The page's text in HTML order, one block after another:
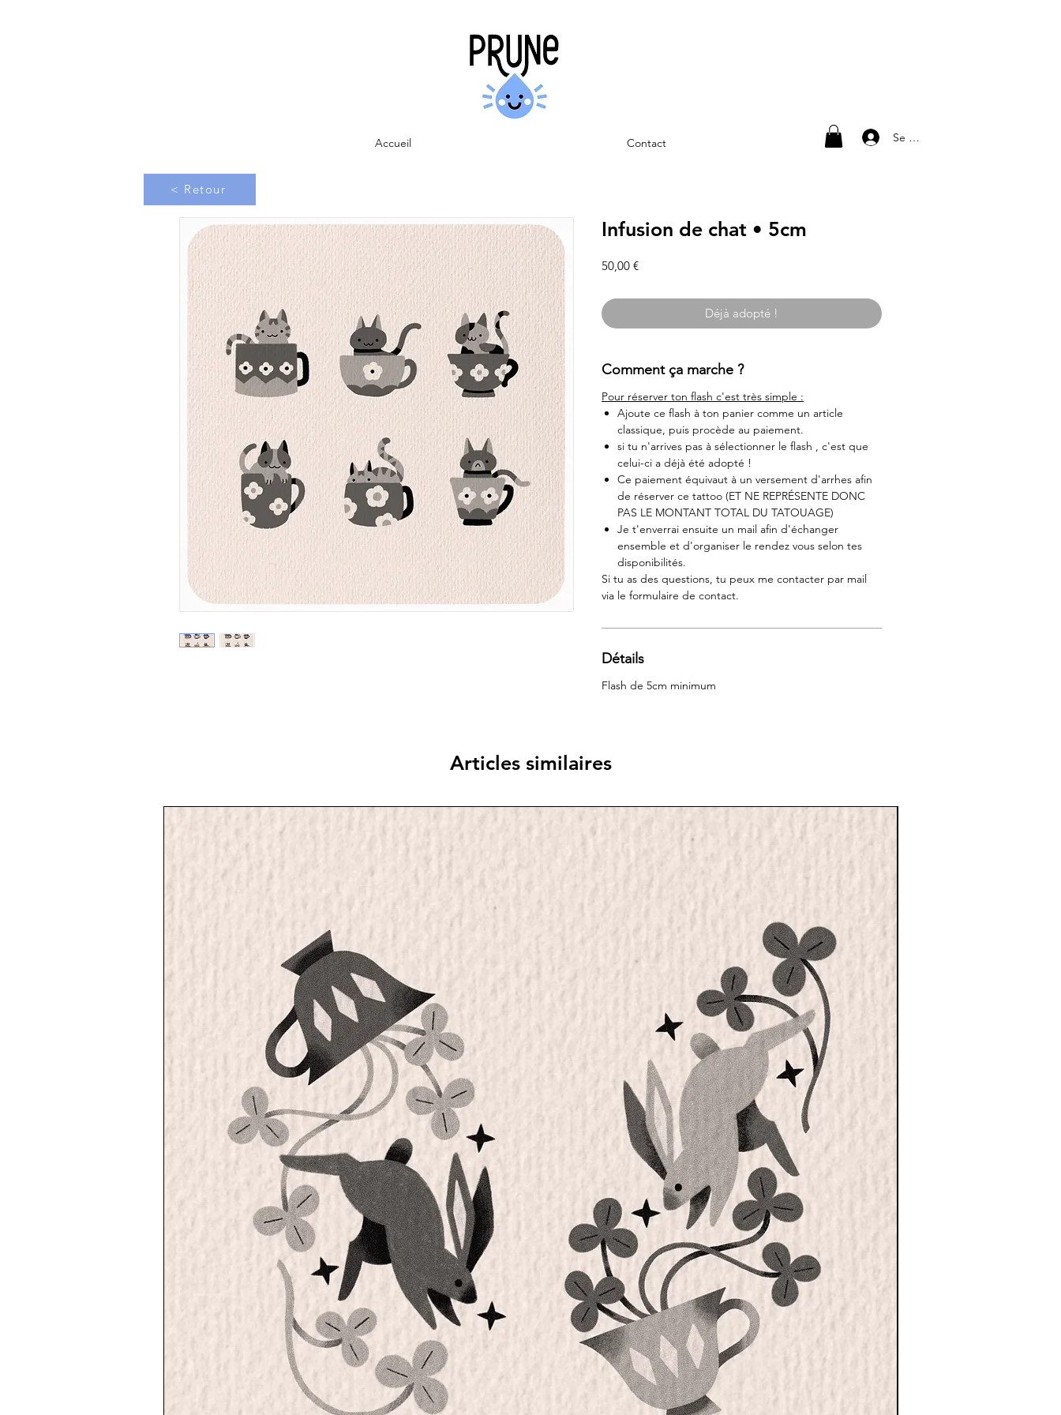
Accueil Contact Se connecter
< Retour
Infusion de chat • 5cm
50,00 €Prix
Déjà adopté !
Comment ça marche ?
Pour réserver ton flash c'est très simple :
Ajoute ce flash à ton panier comme un article
classique, puis procède au paiement.
si tu n'arrives pas à sélectionner le flash , c'est que
celui-ci a déjà été adopté !
Ce paiement équivaut à un versement d'arrhes afin
de réserver ce tattoo (ET NE REPRÉSENTE DONC
PAS LE MONTANT TOTAL DU TATOUAGE)
Je t'enverrai ensuite un mail afin d'échanger
ensemble et d'organiser le rendez vous selon tes
disponibilités.
Si tu as des questions, tu peux me contacter par mail
via le formulaire de contact.
Détails
Flash de 5cm minimum
Articles similaires